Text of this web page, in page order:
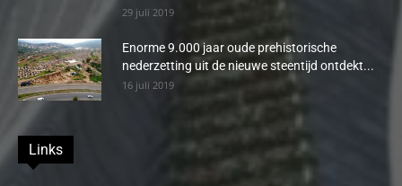
29 juli 2019
Enorme 9.000 jaar oude prehistorische
nederzetting uit de nieuwe steentijd ontdekt...
16 juli 2019
Links